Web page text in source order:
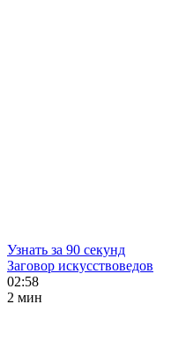
Узнать за 90 секунд
Заговор искусствоведов
02:58
2 мин